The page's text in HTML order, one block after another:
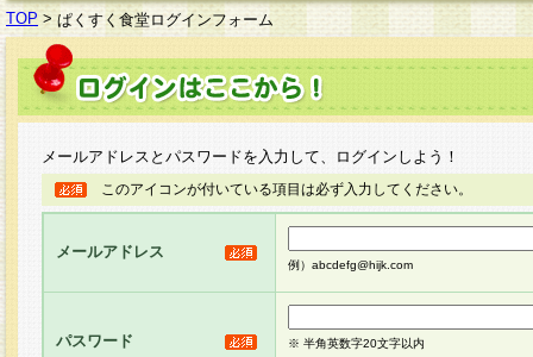
TOP > ぱくすく食堂ログインフォーム
メールアドレスとパスワードを入力して、ログインしよう！
このアイコンが付いている項目は必ず入力してください。
メールアドレス
例）abcdefg@hijk.com
パスワード ※ 半角英数字20文字以内